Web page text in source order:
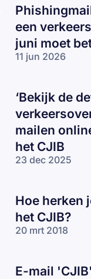
een
juni moet
11 jun 2026
‘Bekijk de
mailen
het CJIB
23 dec 2025
Hoe herken
het CJIB?
20 mrt 2018
E-mail